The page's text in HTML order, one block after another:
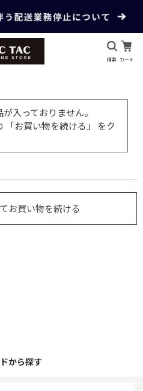
検索 カート
入っておりません。
「お買い物を続ける」 をク
お買い物を続ける
から探す